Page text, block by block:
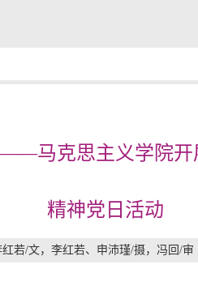
马克思主义学院开
精神党日活动
若/文，李红若、申沛瑾/摄，冯回